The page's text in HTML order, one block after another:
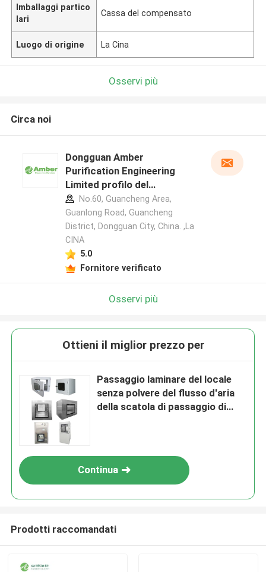
Imballaggi partico
lari
Cassa del compensato
Luogo di origine La Cina
Osservi più
Circa noi
Dongguan Amber
Purification Engineering
Limited profilo del
produttore
No.60, Guancheng Area,
Guanlong Road, Guancheng
District, Dongguan City, China. ,La
CINA
5.0
Fornitore verificato
Osservi più
Ottieni il miglior prezzo per
Passaggio laminare del locale
senza polvere del flusso d'aria
della scatola di passaggio di
Continua
Prodotti raccomandati